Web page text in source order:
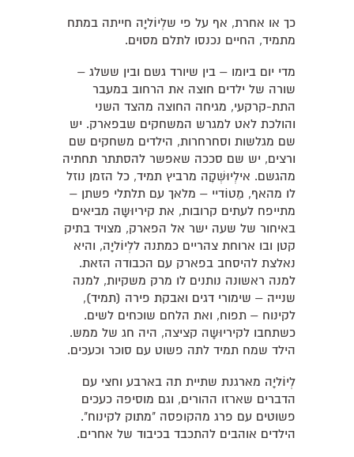
כך או אחרת, אף על פי שלְיוֹליָה חייתה במתח
מתמיד, החיים נכנסו לתלם מסוים.
מדי יום ביומו – בין שיורד גשם ובין ששלג –
שורה של ילדים חוצה את הרחוב במעבר
התת-קרקעי, מגיחה החוצה מהצד השני
והולכת לאט למגרש המשחקים שבפארק. יש
שם מגלשות וסחרחרות, הילדים משחקים שם
ורצים, יש שם סככה שאפשר להסתתר תחתיה
מהגשם. אילְיוּשְׁקָה מרביץ תמיד, כל הזמן נוזל
לו מהאף, מֵטוֹדיי – מלאך עם תלתלי פשתן –
מתייפח לעתים קרובות, את קיריוּשָה מביאים
באיחור של שעה ישר אל הפארק, מצויד בתיק
קטן ובו ארוחת צהריים כמתנה ללְיוֹליָה, והיא
נאלצת להיסחב בפארק עם הכבודה הזאת.
למנה ראשונה נותנים לו מרק משקיות, למנה
שנייה – שימורי דגים ואבקת פירה (תמיד),
לקינוח – תפוח, ואת הלחם שוכחים לשים.
כשתחבו לקיריוּשָה קציצה, היה חג של ממש.
הילד שמח תמיד לתה פשוט עם סוכר וכעכים.
לְיוֹליָה מארגנת שתיית תה בארבע וחצי עם
הדברים שארזו ההורים, וגם מוסיפה כעכים
פשוטים עם פרג מהקופסה "מתוק לקינוח".
הילדים אוהבים להתכבד בכיבוד של אחרים.